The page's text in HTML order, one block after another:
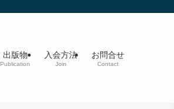
出版物
Publication
入会方法
Join
お問合せ
Contact